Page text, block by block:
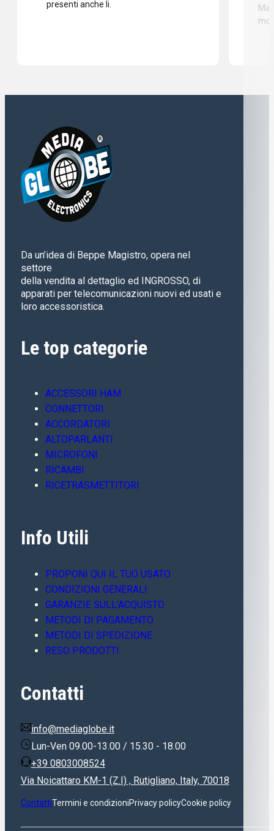
presenti anche li.
Da un’idea di Beppe Magistro, opera nel
settore
della vendita al dettaglio ed INGROSSO, di
apparati per telecomunicazioni nuovi ed usati e
loro accessoristica.
Le top categorie
ACCESSORI HAM
CONNETTORI
ACCORDATORI
ALTOPARLANTI
MICROFONI
RICAMBI
RICETRASMETTITORI
Info Utili
PROPONI QUI IL TUO USATO
CONDIZIONI GENERALI
GARANZIE SULL’ACQUISTO
METODI DI PAGAMENTO
METODI DI SPEDIZIONE
RESO PRODOTTI
Contatti
info@mediaglobe.it
Lun-Ven 09.00-13.00 / 15.30 - 18.00
+39 0803008524
Via Noicattaro KM-1 (Z.I) , Rutigliano, Italy, 70018
ContattiTermini e condizioniPrivacy policyCookie policy